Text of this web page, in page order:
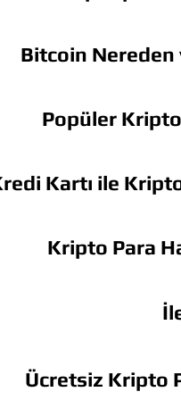
Bitcoin Nereden
Popüler
Kartı ile Kripto
Kripto Para
Ücretsiz Kripto